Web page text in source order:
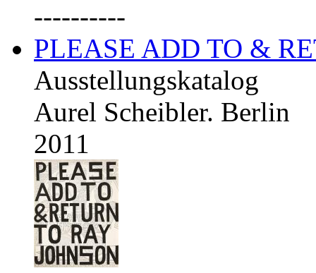
----------
PLEASE ADD TO &
Ausstellungskatalog
Aurel Scheibler. Berlin
2011